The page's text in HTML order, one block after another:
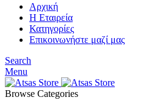
Αρχική
Η Εταιρεία
Κατηγορίες
Επικοινωνήστε μαζί μας
Search
Menu
Browse Categories